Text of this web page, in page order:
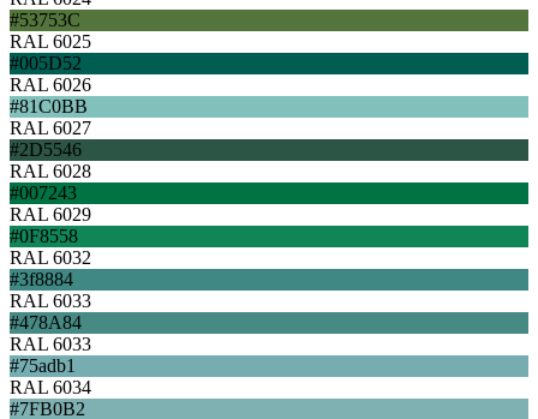
#53753C
RAL 6025
#005D52
RAL 6026
#81C0BB
RAL 6027
#2D5546
RAL 6028
#007243
RAL 6029
#0F8558
RAL 6032
#3f8884
RAL 6033
#478A84
RAL 6033
#75adb1
RAL 6034
#7FB0B2